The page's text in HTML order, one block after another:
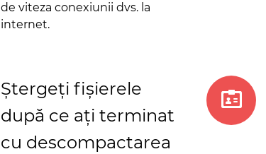
de viteza conexiunii dvs. la
internet.
Ștergeți fișierele
după ce ați terminat
cu descompactarea